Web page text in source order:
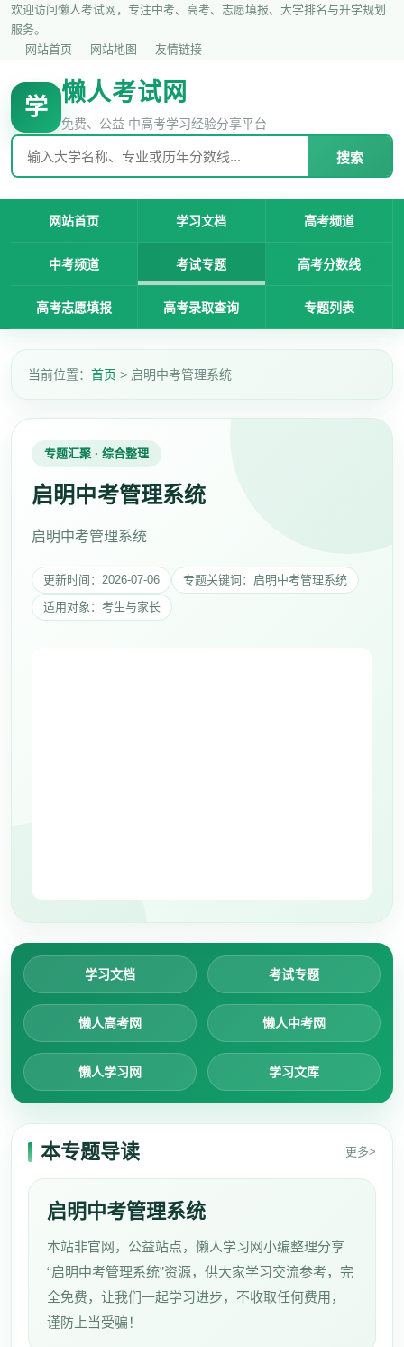
欢迎访问懒人考试网，专注中考、高考、志愿填报、大学排名与升学规划
服务。
网站首页
网站地图 友情链接
学
懒人考试网
免费、公益 中高考学习经验分享平台
搜索
网站首页 学习文档 高考频道
中考频道 考试专题 高考分数线
高考志愿填报 高考录取查询 专题列表
当前位置： 首页 > 启明中考管理系统
专题汇聚 · 综合整理
启明中考管理系统
启明中考管理系统
更新时间：2026-07-06
专题关键词：启明中考管理系统
适用对象：考生与家长
学习文档 考试专题
懒人高考网 懒人中考网
懒人学习网 学习文库
本专题导读 更多>
启明中考管理系统
本站非官网，公益站点，懒人学习网小编整理分享
“启明中考管理系统”资源，供大家学习交流参考，完
全免费，让我们一起学习进步，不收取任何费用，
谨防上当受骗！